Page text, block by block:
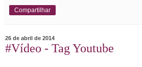
Compartilhar
26 de abril de 2014
#Vídeo - Tag Youtube